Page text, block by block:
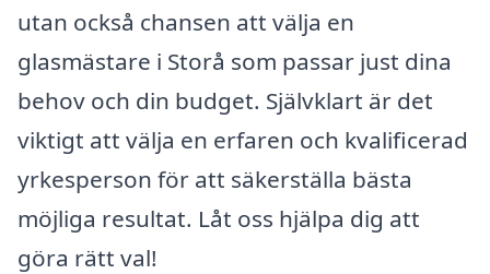
utan också chansen att välja en
glasmästare i Storå som passar just dina
behov och din budget. Självklart är det
viktigt att välja en erfaren och kvalificerad
yrkesperson för att säkerställa bästa
möjliga resultat. Låt oss hjälpa dig att
göra rätt val!